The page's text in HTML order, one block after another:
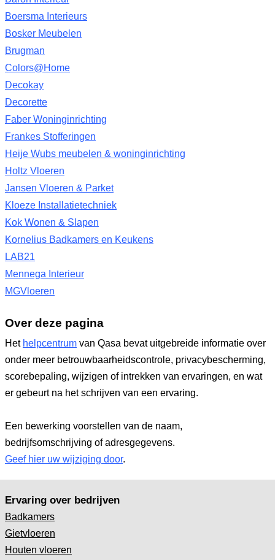
Boersma Interieurs
Bosker Meubelen
Brugman
Colors@Home
Decokay
Decorette
Faber Woninginrichting
Frankes Stofferingen
Heije Wubs meubelen & woninginrichting
Holtz Vloeren
Jansen Vloeren & Parket
Kloeze Installatietechniek
Kok Wonen & Slapen
Kornelius Badkamers en Keukens
LAB21
Mennega Interieur
MGVloeren
Over deze pagina
Het helpcentrum van Qasa bevat uitgebreide informatie over
onder meer betrouwbaarheidscontrole, privacybescherming,
scorebepaling, wijzigen of intrekken van ervaringen, en wat
er gebeurt na het schrijven van een ervaring.
Een bewerking voorstellen van de naam,
bedrijfsomschrijving of adresgegevens.
Geef hier uw wijziging door.
Ervaring over bedrijven
Badkamers
Gietvloeren
Houten vloeren